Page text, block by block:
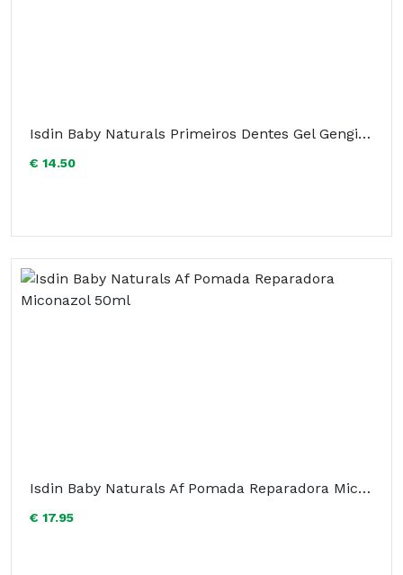
Isdin Baby Naturals Primeiros Dentes Gel Gengival 30ml
€ 14.50
Isdin Baby Naturals Af Pomada Reparadora Miconazol 50ml
€ 17.95